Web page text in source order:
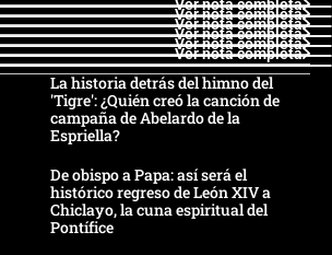
Ver nota completa
Ver nota completa
Ver nota completa
Ver nota completa
Ver nota completa
Ver nota completa
La historia detrás del himno del
'Tigre': ¿Quién creó la canción de
campaña de Abelardo de la
Espriella?
De obispo a Papa: así será el
histórico regreso de León XIV a
Chiclayo, la cuna espiritual del
Pontífice